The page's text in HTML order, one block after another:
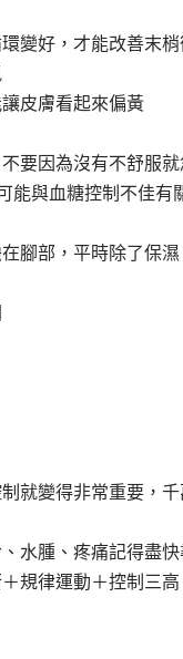
變好，才能改善末梢
皮膚看起來偏黃
要因為沒有不舒服就
能與血糖控制不佳有
腳部，平時除了保
就變得非常重要，
水腫、疼痛記得盡
規律運動＋控制三